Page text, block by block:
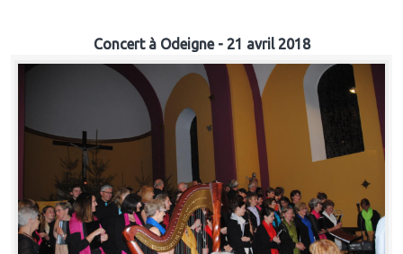
Concert à Odeigne - 21 avril 2018